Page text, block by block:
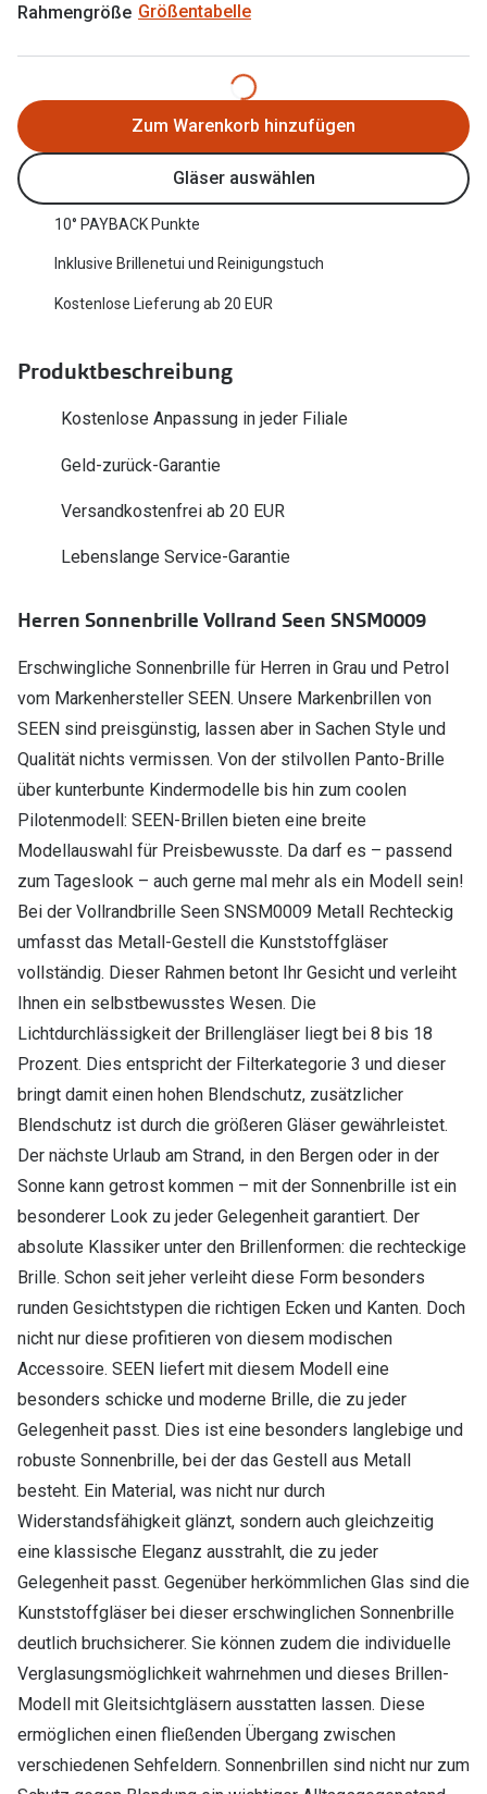
Trends
Nuance Audio Brille
Ray-Ban Meta
Oakley Meta
Brillentrends 2026
Glaspakete
Glasveredelungen
Brillenbügel
Brillenetuis
Brillenkettchen
Rahmengröße Größentabelle
Zum Warenkorb hinzufügen
Gläser auswählen
10° PAYBACK Punkte
Inklusive Brillenetui und Reinigungstuch
Kostenlose Lieferung ab 20 EUR
Produktbeschreibung
Kostenlose Anpassung in jeder Filiale
Geld-zurück-Garantie
Versandkostenfrei ab 20 EUR
Lebenslange Service-Garantie
Herren Sonnenbrille Vollrand Seen SNSM0009
Erschwingliche Sonnenbrille für Herren in Grau und Petrol
vom Markenhersteller SEEN. Unsere Markenbrillen von
SEEN sind preisgünstig, lassen aber in Sachen Style und
Qualität nichts vermissen. Von der stilvollen Panto-Brille
über kunterbunte Kindermodelle bis hin zum coolen
Pilotenmodell: SEEN-Brillen bieten eine breite
Modellauswahl für Preisbewusste. Da darf es – passend
zum Tageslook – auch gerne mal mehr als ein Modell sein!
Bei der Vollrandbrille Seen SNSM0009 Metall Rechteckig
umfasst das Metall-Gestell die Kunststoffgläser
vollständig. Dieser Rahmen betont Ihr Gesicht und verleiht
Ihnen ein selbstbewusstes Wesen. Die
Lichtdurchlässigkeit der Brillengläser liegt bei 8 bis 18
Prozent. Dies entspricht der Filterkategorie 3 und dieser
bringt damit einen hohen Blendschutz, zusätzlicher
Blendschutz ist durch die größeren Gläser gewährleistet.
Der nächste Urlaub am Strand, in den Bergen oder in der
Sonne kann getrost kommen – mit der Sonnenbrille ist ein
besonderer Look zu jeder Gelegenheit garantiert. Der
absolute Klassiker unter den Brillenformen: die rechteckige
Brille. Schon seit jeher verleiht diese Form besonders
runden Gesichtstypen die richtigen Ecken und Kanten. Doch
nicht nur diese profitieren von diesem modischen
Accessoire. SEEN liefert mit diesem Modell eine
besonders schicke und moderne Brille, die zu jeder
Gelegenheit passt. Dies ist eine besonders langlebige und
robuste Sonnenbrille, bei der das Gestell aus Metall
besteht. Ein Material, was nicht nur durch
Widerstandsfähigkeit glänzt, sondern auch gleichzeitig
eine klassische Eleganz ausstrahlt, die zu jeder
Gelegenheit passt. Gegenüber herkömmlichen Glas sind die
Kunststoffgläser bei dieser erschwinglichen Sonnenbrille
deutlich bruchsicherer. Sie können zudem die individuelle
Verglasungsmöglichkeit wahrnehmen und dieses Brillen-
Modell mit Gleitsichtgläsern ausstatten lassen. Diese
ermöglichen einen fließenden Übergang zwischen
verschiedenen Sehfeldern. Sonnenbrillen sind nicht nur zum